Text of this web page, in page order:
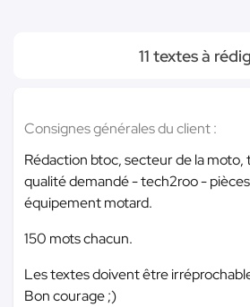
11 textes à
Consignes générales du client :
Rédaction btoc, secteur de la moto,
qualité demandé - tech2roo -
équipement motard.
150 mots chacun.
Les textes doivent être
Bon courage ;)